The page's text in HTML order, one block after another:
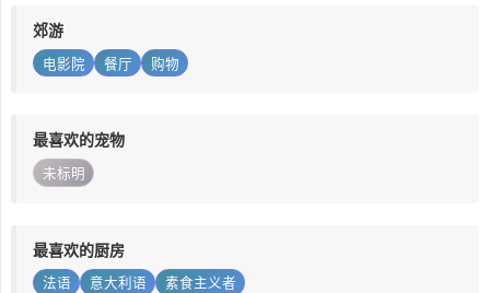
郊游
电影院 餐厅 购物
最喜欢的宠物
未标明
最喜欢的厨房
法语 意大利语 素食主义者